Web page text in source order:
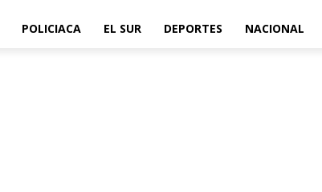
POLICIACA EL SUR DEPORTES NACIONAL